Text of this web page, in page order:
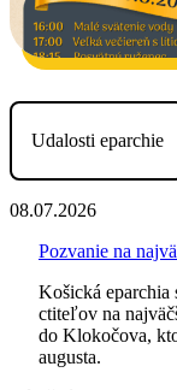
Udalosti eparchie
08.07.2026
Pozvanie na
Košická eparchia
ctiteľov na
do Klokočova,
augusta.